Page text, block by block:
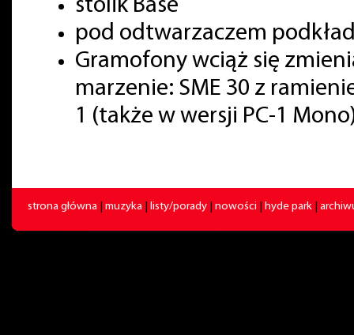
stolik Base
pod odtwarzaczem
Gramofony wciąż się
marzenie: SME 30 z
1 (także w wersji PC-1
strona główna muzyka listy/porady nowości hyde park